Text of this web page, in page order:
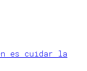
es cuidar la